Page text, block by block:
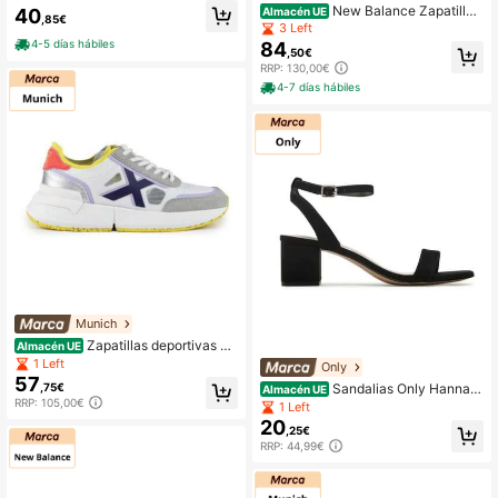
40 ,85€
4-5 días hábiles
Munich
Almacén UE Zapatillas deportivas M
unich Versus 95 blanco para mujer
1 Left
57 ,75€
RRP: 105,00€
Almacén UE New Balance Zapatillas
CT500PHA rosa ante para mujer
3 Left
84 ,50€
RRP: 130,00€
4-7 días hábiles
Only
Almacén UE Sandalias Only Hanna d
e tacón negras de mujer
1 Left
20 ,25€
RRP: 44,99€